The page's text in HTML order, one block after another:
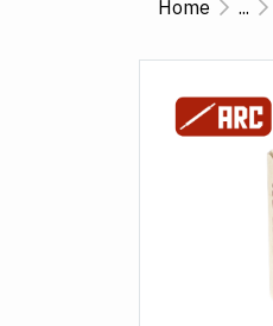
Home ...